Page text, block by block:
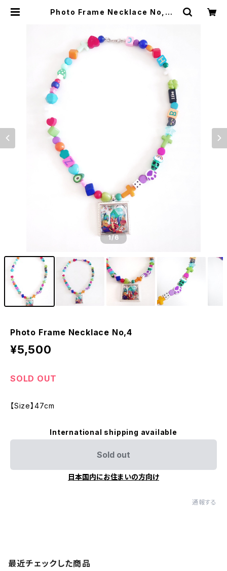
Photo Frame Necklace No,4 |
1/6
Photo Frame Necklace No,4
¥5,500
SOLD OUT
【Size】47cm
International shipping available
Sold out
日本国内にお住まいの方向け
通報する
最近チェックした商品